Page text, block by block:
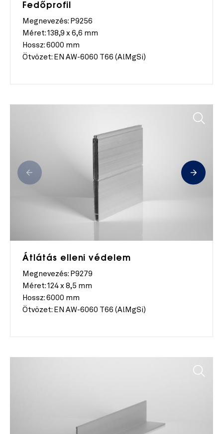
Fedőprofil
Megnevezés: P9256
Méret: 138,9 x 6,6 mm
Hossz: 6000 mm
Ötvözet: EN AW-6060 T66 (AlMgSi)
Átlátás elleni védelem
Megnevezés: P9279
Méret: 124 x 8,5 mm
Hossz: 6000 mm
Ötvözet: EN AW-6060 T66 (AlMgSi)